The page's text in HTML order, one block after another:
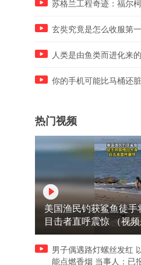
级车 日产天籁舒适与智能化在
苏格兰工程奇迹：福尔
玄奘究竟是怎么收服第
人类是由鱼类而进化来
你的手机可能比马桶还
热门视频
美国渔民钓获鲨鱼徒手
目击者直呼震惊 （视
息）
男子偶遇路灯螺丝发红
能点燃香烟 当事人：已